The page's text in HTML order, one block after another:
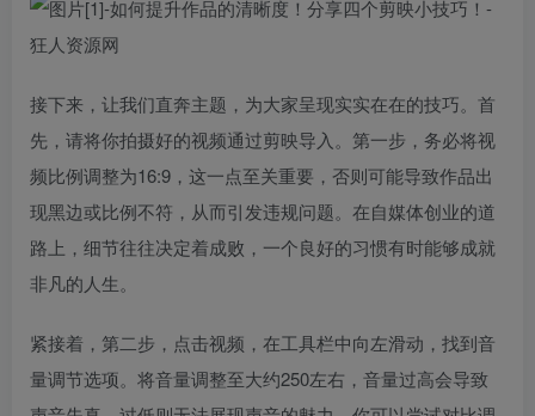
接下来，让我们直奔主题，为大家呈现实实在在的技巧。首
先，请将你拍摄好的视频通过剪映导入。第一步，务必将视
频比例调整为16:9，这一点至关重要，否则可能导致作品出
现黑边或比例不符，从而引发违规问题。在自媒体创业的道
路上，细节往往决定着成败，一个良好的习惯有时能够成就
非凡的人生。
紧接着，第二步，点击视频，在工具栏中向左滑动，找到音
量调节选项。将音量调整至大约250左右，音量过高会导致